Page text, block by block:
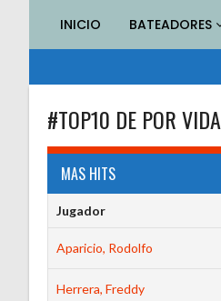
contenido
INICIO BATEADORES
#TOP10 DE POR VIDA
MAS HITS
Jugador
Aparicio, Rodolfo
Herrera, Freddy